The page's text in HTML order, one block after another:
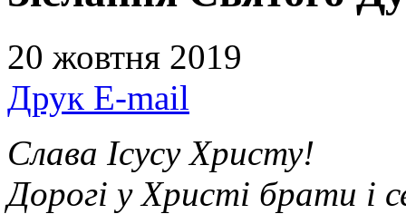
20 жовтня 2019
Друк E-mail
Слава Ісусу Христу!
Дорогі у Христі брати і